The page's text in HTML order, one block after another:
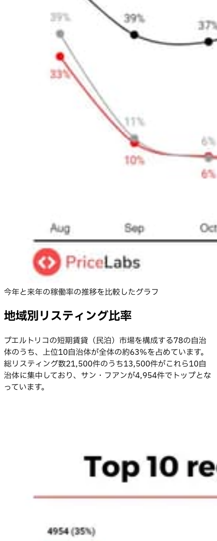
今年と来年の稼働率の推移を比較したグラフ
地域別リスティング比率
プエルトリコの短期賃貸（民泊）市場を構成する78の自治
体のうち、上位10自治体が全体の約63%を占めています。
総リスティング数21,500件のうち13,500件がこれら10自
治体に集中しており、サン・フアンが4,954件でトップとな
っています。